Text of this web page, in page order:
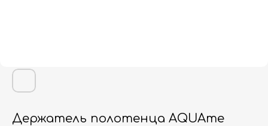
Держатель полотенца AQUAme